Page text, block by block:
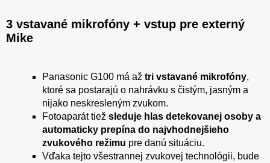
3 vstavané mikrofóny + vstup pre externý
Mike
Panasonic G100 má až tri vstavané mikrofóny,
ktoré sa postarajú o nahrávku s čistým, jasným a
nijako neskresleným zvukom.
Fotoaparát tiež sleduje hlas detekovanej osoby a
automaticky prepína do najvhodnejšieho
zvukového režimu pre danú situáciu.
Vďaka tejto všestrannej zvukovej technológii, bude